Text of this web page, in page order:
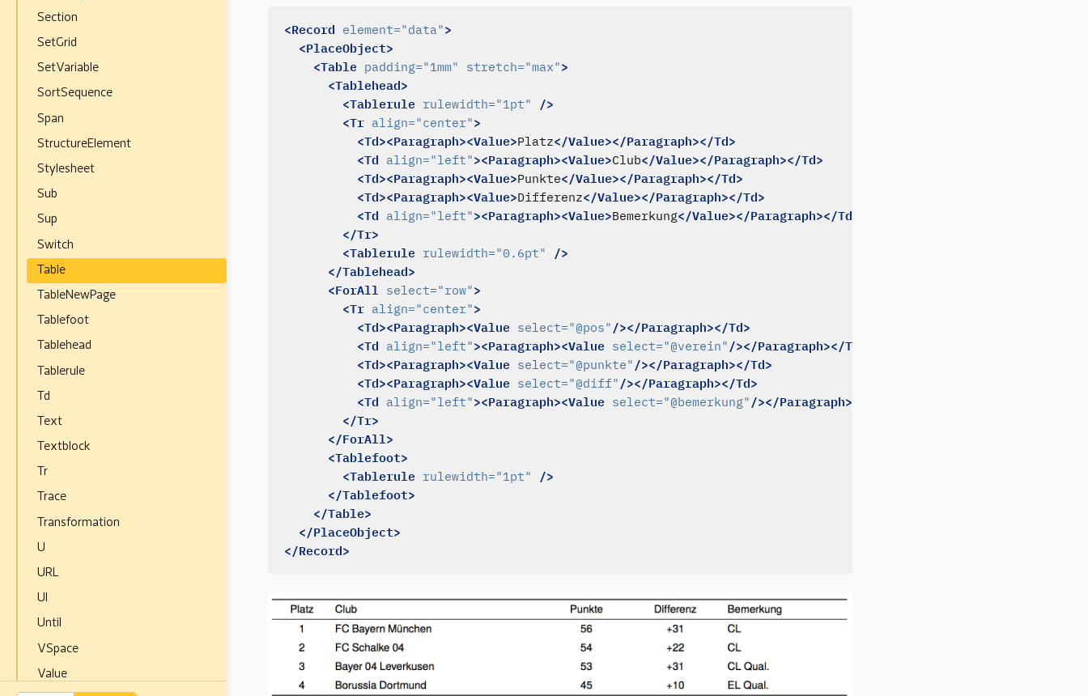
Section
SetGrid
SetVariable
SortSequence
Span
StructureElement
Stylesheet
Sub
Sup
Switch
Table
TableNewPage
Tablefoot
Tablehead
Tablerule
Td
Text
Textblock
Tr
Trace
Transformation
U
URL
Ul
Until
VSpace
Value
<Record element="data">
<PlaceObject>
<Table padding="1mm" stretch="max">
<Tablehead>
<Tablerule rulewidth="1pt" />
<Tr align="center">
<Td><Paragraph><Value>Platz</Value></Paragraph></Td>
<Td align="left"><Paragraph><Value>Club</Value></Paragraph></Td>
<Td><Paragraph><Value>Punkte</Value></Paragraph></Td>
<Td><Paragraph><Value>Differenz</Value></Paragraph></Td>
<Td align="left"><Paragraph><Value>Bemerkung</Value></Paragraph></Td>
</Tr>
<Tablerule rulewidth="0.6pt" />
</Tablehead>
<ForAll select="row">
<Tr align="center">
<Td><Paragraph><Value select="@pos"/></Paragraph></Td>
<Td align="left"><Paragraph><Value select="@verein"/></Paragraph></Td>
<Td><Paragraph><Value select="@punkte"/></Paragraph></Td>
<Td><Paragraph><Value select="@diff"/></Paragraph></Td>
<Td align="left"><Paragraph><Value select="@bemerkung"/></Paragraph></Td>
</Tr>
</ForAll>
<Tablefoot>
<Tablerule rulewidth="1pt" />
</Tablefoot>
</Table>
</PlaceObject>
</Record>